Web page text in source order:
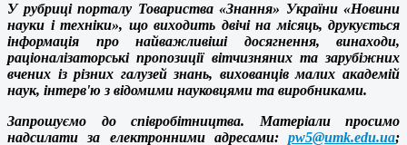
У рубриці порталу Товариства «Знання» України «Новини
науки і техніки», що виходить двічі на місяць, друкується
інформація про найважливіші досягнення, винаходи,
раціоналізаторські пропозиції вітчизняних та зарубіжних
вчених із різних галузей знань, вихованців малих академій
наук, інтерв'ю з відомими науковцями та виробниками.
Запрошуємо до співробітництва. Матеріали просимо
надсилати за електронними адресами: pw5@umk.edu.ua;